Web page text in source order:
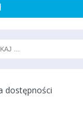
dostępności